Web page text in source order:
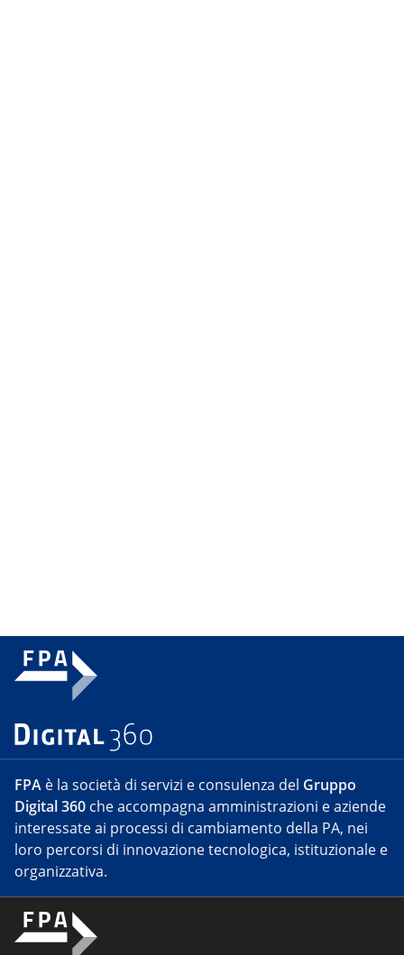
FPA è la società di servizi e consulenza del Gruppo
Digital 360 che accompagna amministrazioni e aziende
interessate ai processi di cambiamento della PA, nei
loro percorsi di innovazione tecnologica, istituzionale e
organizzativa.